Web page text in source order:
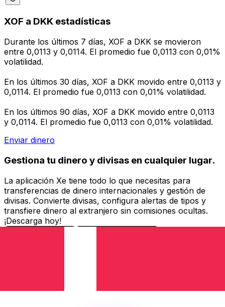
XOF a DKK estadísticas
Durante los últimos 7 días, XOF a DKK se movieron
entre 0,0113 y 0,0114. El promedio fue 0,0113 con 0,01%
volatilidad.
En los últimos 30 días, XOF a DKK movido entre 0,0113 y
0,0114. El promedio fue 0,0113 con 0,01% volatilidad.
En los últimos 90 días, XOF a DKK movido entre 0,0113
y 0,0114. El promedio fue 0,0113 con 0,01% volatilidad.
Enviar dinero
Gestiona tu dinero y divisas en cualquier lugar.
La aplicación Xe tiene todo lo que necesitas para
transferencias de dinero internacionales y gestión de
divisas. Convierte divisas, configura alertas de tipos y
transfiere dinero al extranjero sin comisiones ocultas.
¡Descarga hoy!